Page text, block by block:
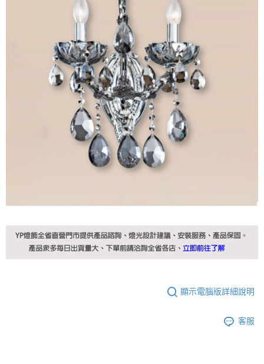
顯示電腦版詳細說明
客服